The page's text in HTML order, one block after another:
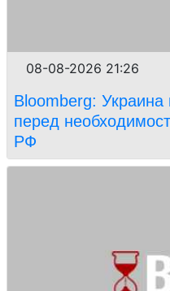
08-08-2026 21:26
Bloomberg: Украина
перед
РФ